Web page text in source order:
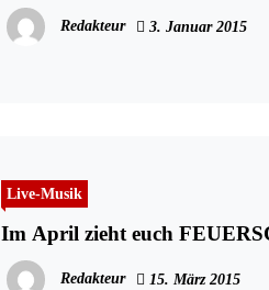
Redakteur 3. Januar 2015
Live-Musik
Im April zieht euch
Redakteur 15. März 2015